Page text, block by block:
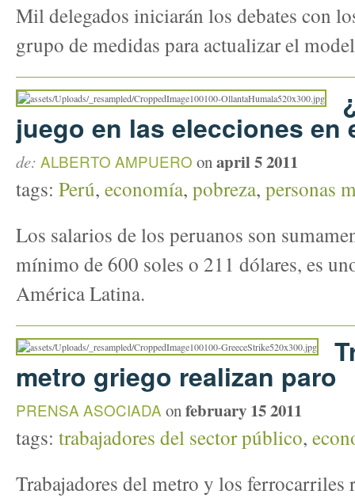
Mil delegados iniciarán los debates con
grupo de medidas para actualizar el
juego en las elecciones en
de: ALBERTO AMPUERO on april 5 2011
tags: Perú, economía, pobreza, personas
Los salarios de los peruanos son
mínimo de 600 soles o 211 dólares, es
América Latina.
metro griego realizan paro
PRENSA ASOCIADA onfebruary 15 2011
tags: trabajadores del sector público,
Trabajadores del metro y los ferrocarriles